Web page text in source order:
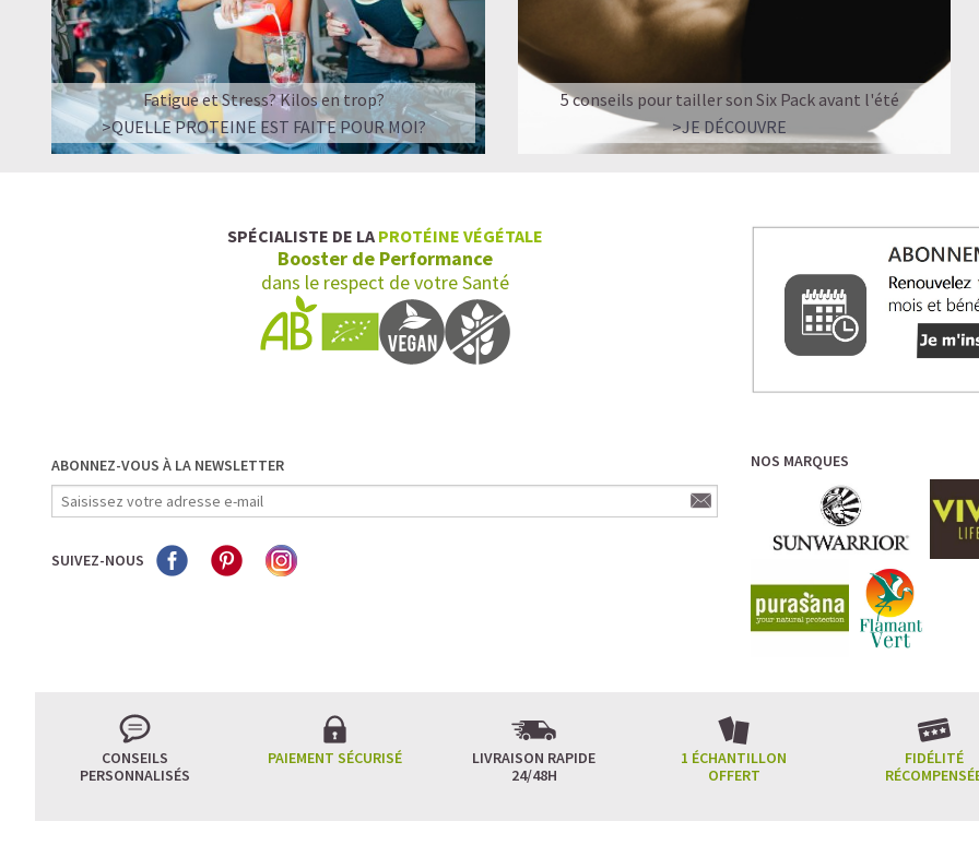
et minéraux fer, magnésium,
constitue un des meilleurs choix pour les
chanvre
augmenter leur volume et leur
délicieux de noisette, en fait un aliment
LA PROTÉINE DE POIS BIO,
MUSCULATION
Fatigue et Stress? Kilos en trop?
>QUELLE PROTEINE EST FAITE POUR MOI?
5 conseils pour tailler son Six Pack avant l'été
>JE DÉCOUVRE
SPÉCIALISTE DE LA PROTÉINE VÉGÉTALE
Booster de Performance
dans le respect de votre Santé
ABONNEZ-VOUS À LA NEWSLETTER
SUIVEZ-NOUS
NOS MARQUES
CONSEILS
PERSONNALISÉS
PAIEMENT SÉCURISÉ
LIVRAISON RAPIDE
24/48H
1 ÉCHANTILLON
OFFERT
FIDÉLITÉ